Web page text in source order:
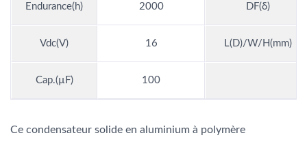
Endurance(h) 2000 DF(δ)
Vdc(V) 16 L(D)/W/H(mm)
Cap.(µF) 100
Ce condensateur solide en aluminium à polymère